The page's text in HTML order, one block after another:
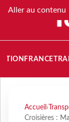
Aller au contenu
FRANCE
Accueil ›
Croisières :